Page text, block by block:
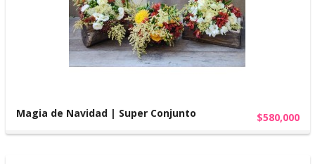
Magia de Navidad | Super Conjunto $580,000